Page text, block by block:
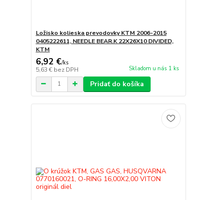
Ložisko kolieska prevodovky KTM 2006-2015
0405222611, NEEDLE BEAR.K 22X26X10 DIVIDED,
KTM
6,92 €/ks
5,63 € bez DPH Skladom u nás 1 ks
Pridať do košíka